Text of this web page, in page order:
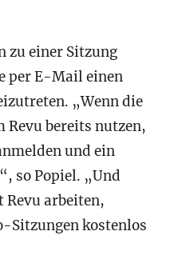
zu einer Sitzung
per E-Mail einen
„Wenn die
Revu bereits nutzen,
und ein
so Popiel. „Und
Revu arbeiten,
Sitzungen kostenlos